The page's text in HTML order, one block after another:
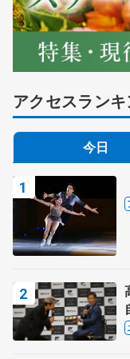
アクセスラン
今日